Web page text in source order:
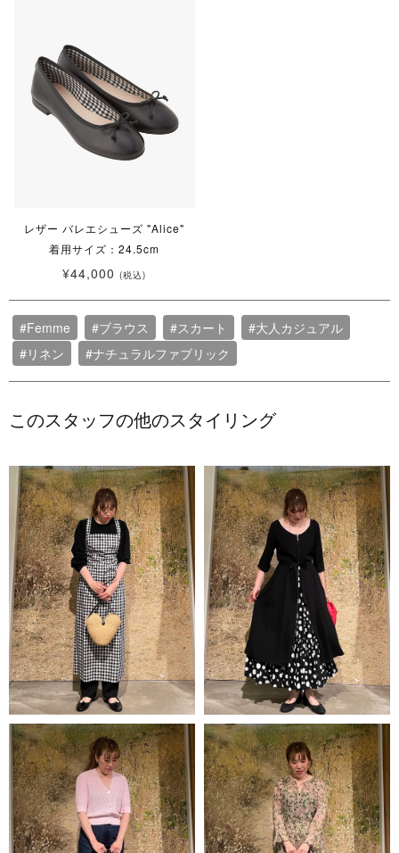
レザー バレエシューズ "Alice"
着用サイズ：24.5cm
¥44,000 (税込)
#Femme #ブラウス #スカート
#大人カジュアル
#リネン
#ナチュラルファブリック
このスタッフの他のスタイリング